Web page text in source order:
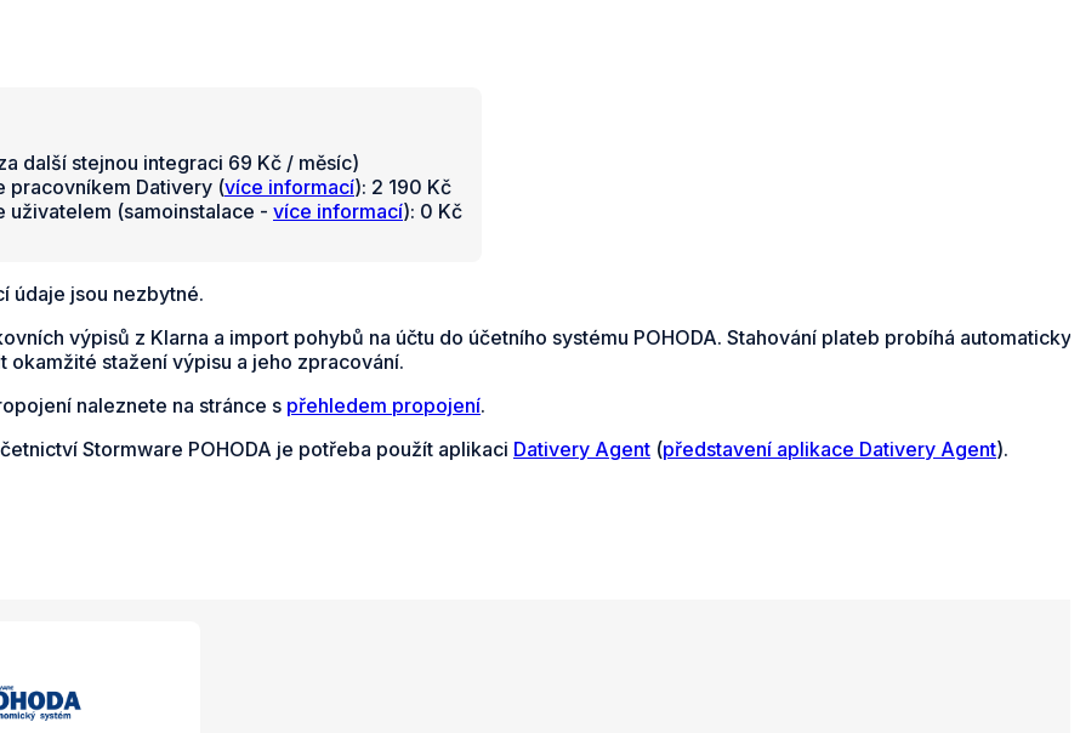
další stejnou integraci 69 Kč / měsíc)
pracovníkem Dativery (více informací): 2 190 Kč
uživatelem (samoinstalace - více informací): 0 Kč
údaje jsou nezbytné.
výpisů z Klarna a import pohybů na účtu do účetního systému POHODA. Stahování plateb probíhá
okamžité stažení výpisu a jeho zpracování.
naleznete na stránce s přehledem propojení.
Stormware POHODA je potřeba použít aplikaci Dativery Agent (představení aplikace Dativery Agent).